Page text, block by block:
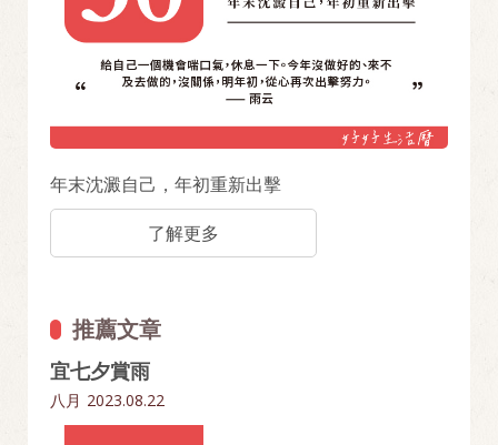
年末沈澱自己，年初重新出擊
了解更多
推薦文章
宜七夕賞雨
八月 2023.08.22